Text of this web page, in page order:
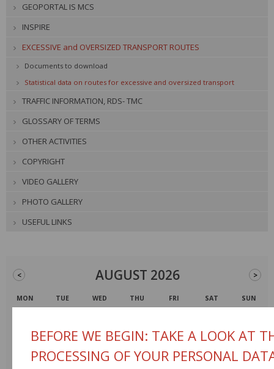
BEFORE WE BEGIN: TAKE A LOOK AT
PROCESSING OF YOUR PERSONAL
GEOPORTAL IS MCS
INSPIRE
EXCESSIVE and OVERSIZED TRANSPORT ROUTES
Documents to download
Statistical data on routes for excessive and oversized transport
TRAFFIC INFORMATION, RDS- TMC
GLOSSARY OF TERMS
OTHER ACTIVITIES
COPYRIGHT
VIDEO GALLERY
PHOTO GALLERY
USEFUL LINKS
< AUGUST 2026 >
MON TUE WED THU FRI SAT SUN